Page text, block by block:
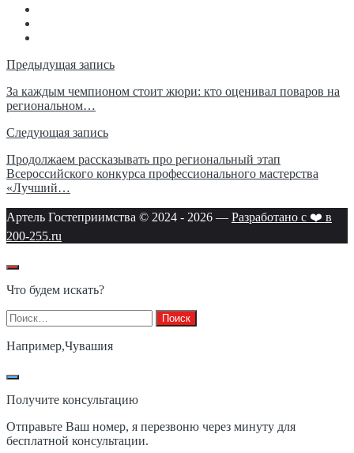
Навигация
по
записям
Предыдущая запись
За каждым чемпионом стоит жюри: кто оценивал поваров на
региональном…
Следующая запись
Продолжаем рассказывать про региональный этап
Всероссийского конкурса профессионального мастерства
«Лучший…
Артель Гостеприимства © 2024 - 2026 — Разработано с ❤️ в
200-255.ru
Что будем искать?
Найти:
Например,Чувашия
Получите консультацию
Отправьте Ваш номер, я перезвоню через минуту для
бесплатной консультации.